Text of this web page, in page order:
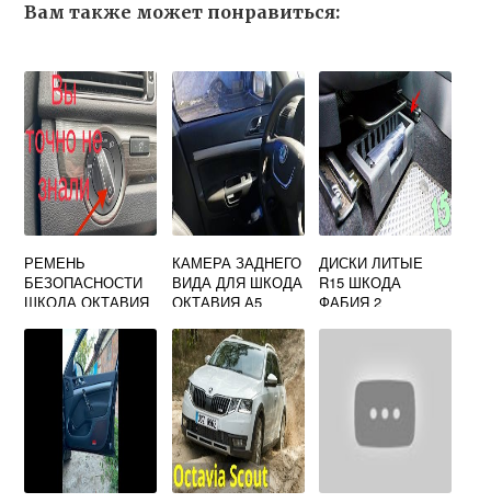
Вам также может понравиться:
РЕМЕНЬ
БЕЗОПАСНОСТИ
ШКОДА ОКТАВИЯ
КАМЕРА ЗАДНЕГО
ВИДА ДЛЯ ШКОДА
ОКТАВИЯ А5
ДИСКИ ЛИТЫЕ
R15 ШКОДА
ФАБИЯ 2